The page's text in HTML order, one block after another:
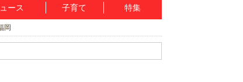
ース 子育て 特集
岡